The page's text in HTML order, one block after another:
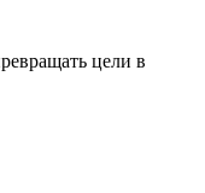
цели в